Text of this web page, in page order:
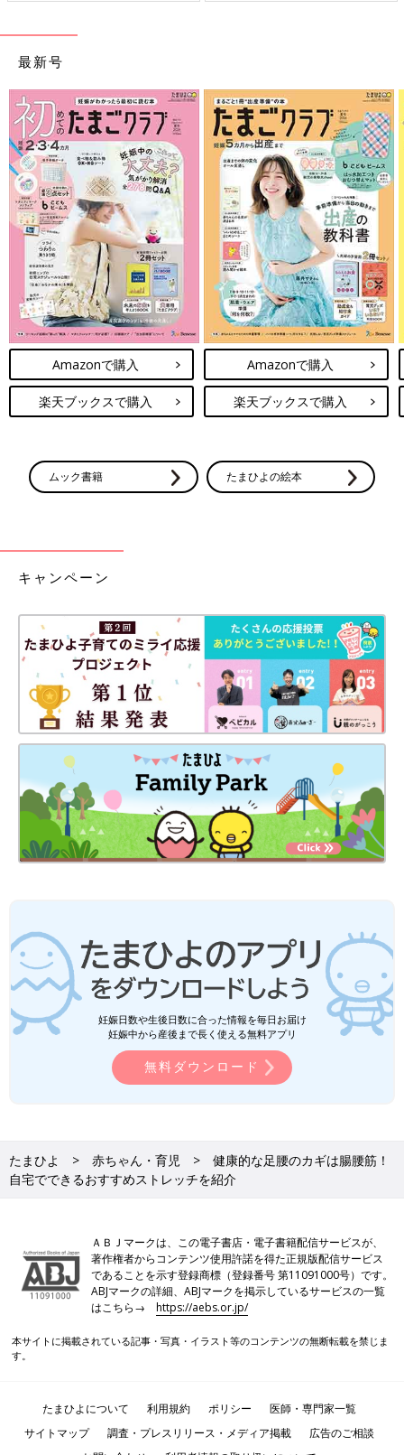
ポーズをキープしたまま3〜5回ほど呼吸を繰り返します。腰を反
らすというよりは脚の付け根を前に押し出すイメージです。な
お、腰痛がある人はこのストレッチは控えてください。
ストレッチの注意点
う。痛みを感じるほど無理に筋肉を伸ばすと、筋肉や関節を傷め
る原因になります。心地よいと感じる範囲で、ゆっくりと行うこ
また、毎日継続することもポイントです。ちょっとしたスキマ時
間やお風呂上がり、就寝前など、自分が続けやすいタイミングで
腸腰筋ストレッチで健康なからだをキープしよう
ふだんあまり意識しない腸腰筋ですが、実は重要な筋肉のひとつ
です。今回ご紹介したストレッチは家で手軽に取り組めますの
で、ぜひ、毎日の習慣にしてみてくださいね。腸腰筋にアプロー
チして、健康的なからだをキープしましょう。
PROFILE
ヨガインストラクター・ライター
最新号
Amazonで購入
楽天ブックスで購入
Amazonで購入
楽天ブックスで購入
ムック書籍 たまひよの絵本
キャンペーン
妊娠日数や生後日数に合った情報を毎日お届け
妊娠中から産後まで長く使える無料アプリ
無料ダウンロード
たまひよ 赤ちゃん・育児
健康的な足腰のカギは腸腰筋！
自宅でできるおすすめストレッチを紹介
ＡＢＪマークは、この電子書店・電子書籍配信サービスが、
著作権者からコンテンツ使用許諾を得た正規版配信サービス
であることを示す登録商標（登録番号 第11091000号）です。
ABJマークの詳細、ABJマークを掲示しているサービスの一覧
はこちら→https://aebs.or.jp/
本サイトに掲載されている記事・写真・イラスト等のコンテンツの無断転載を禁じま
す。
たまひよについて 利用規約 ポリシー
医師・専門家一覧
サイトマップ
調査・プレスリリース・メディア掲載
広告のご相談